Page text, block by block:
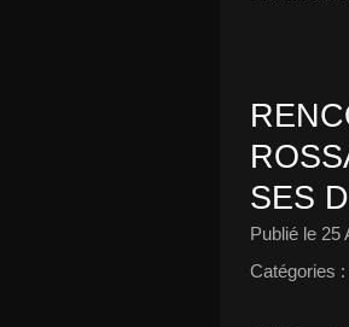
SES
Publié le 25
Catégories :